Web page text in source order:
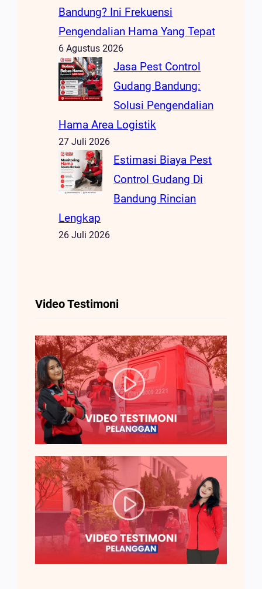
Bandung? Ini Frekuensi
Pengendalian Hama Yang Tepat
6 Agustus 2026
Jasa Pest Control
Gudang Bandung:
Solusi Pengendalian
Hama Area Logistik
27 Juli 2026
Estimasi Biaya Pest
Control Gudang Di
Bandung Rincian
Lengkap
26 Juli 2026
Video Testimoni